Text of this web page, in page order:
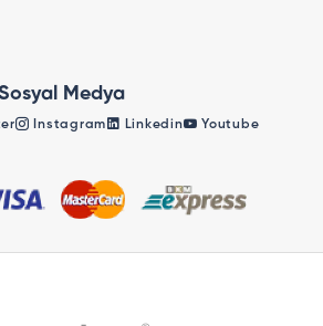
Medya
Instagram Linkedin Youtube